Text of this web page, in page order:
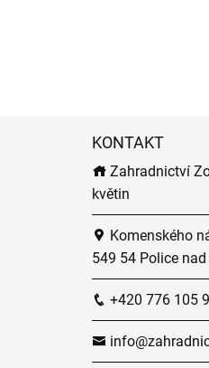
KONTAKT
Zahradnictví
květin
Komenského
549 54 Police
+420 776 105